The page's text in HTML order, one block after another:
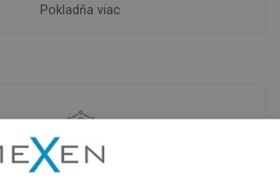
Pokladňa viac
Dostupnosť tovaru
Naše výrobky na vás čakajú v